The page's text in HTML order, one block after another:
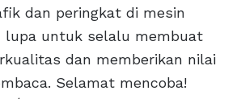
dan peringkat di mesin
lupa untuk selalu membuat
dan memberikan nilai
Selamat mencoba!